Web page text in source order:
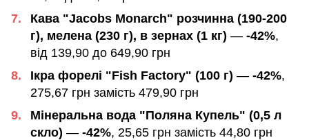
Кава "Jacobs Monarch" розчинна (190-200
г), мелена (230 г), в зернах (1 кг) — -42%,
від 139,90 до 649,90 грн
Ікра форелі "Fish Factory" (100 г) — -42%,
275,67 грн замість 479,90 грн
Мінеральна вода "Поляна Купель" (0,5 л
скло) — -42%, 25,65 грн замість 44,80 грн